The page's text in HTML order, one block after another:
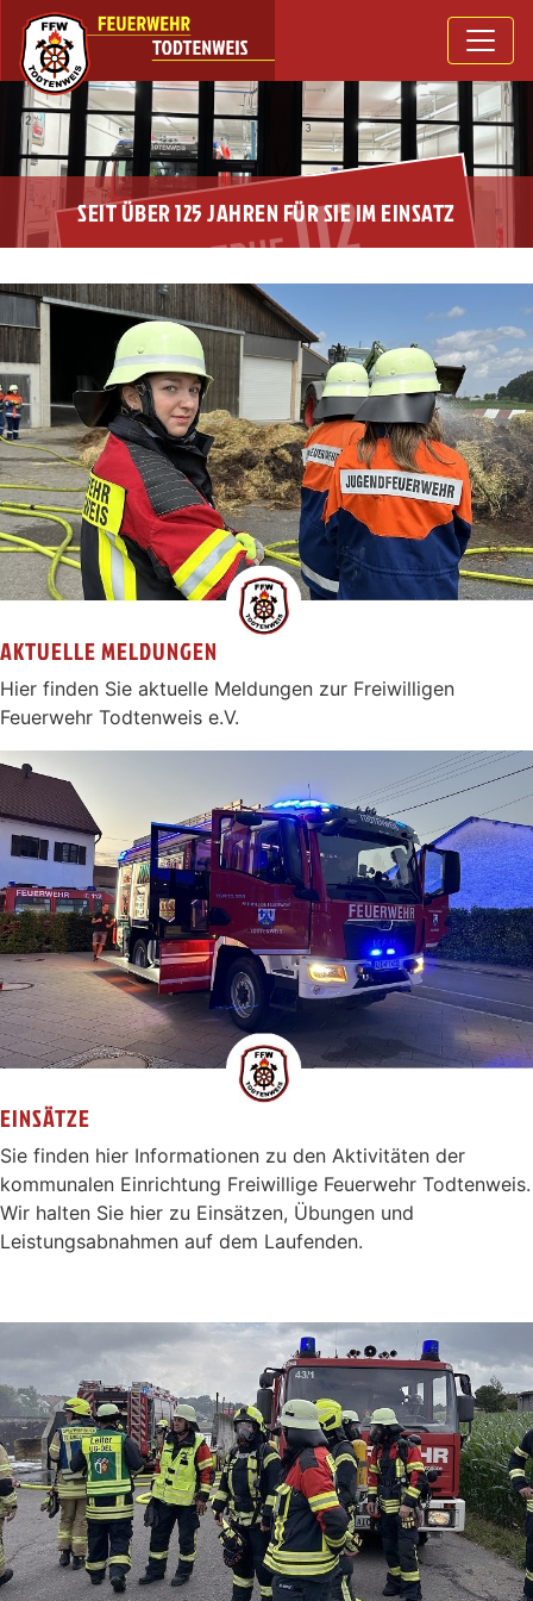
NOTRUF112
SEIT ÜBER 125 JAHREN FÜR SIE IM EINSATZ
AKTUELLE MELDUNGEN
Hier finden Sie aktuelle Meldungen zur Freiwilligen
Feuerwehr Todtenweis e.V.
EINSÄTZE
Sie finden hier Informationen zu den Aktivitäten der
kommunalen Einrichtung Freiwillige Feuerwehr Todtenweis.
Wir halten Sie hier zu Einsätzen, Übungen und
Leistungsabnahmen auf dem Laufenden.